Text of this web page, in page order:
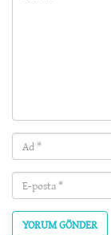
Ad
(required)
E-
posta
(required)